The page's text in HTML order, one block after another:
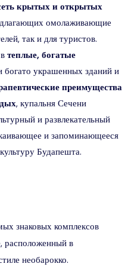
крытых и открытых
омолаживающие
так и для туристов.
теплые, богатые
богато украшенных зданий и
преимущества
, купальня Сечени
и развлекательный
и запоминающееся
Будапешта.
знаковых комплексов
расположенный в
необарокко.